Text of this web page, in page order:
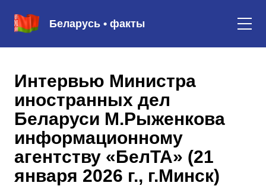
Беларусь • факты
Интервью Министра
иностранных дел
Беларуси М.Рыженкова
информационному
агентству «БелТА» (21
января 2026 г., г.Минск)